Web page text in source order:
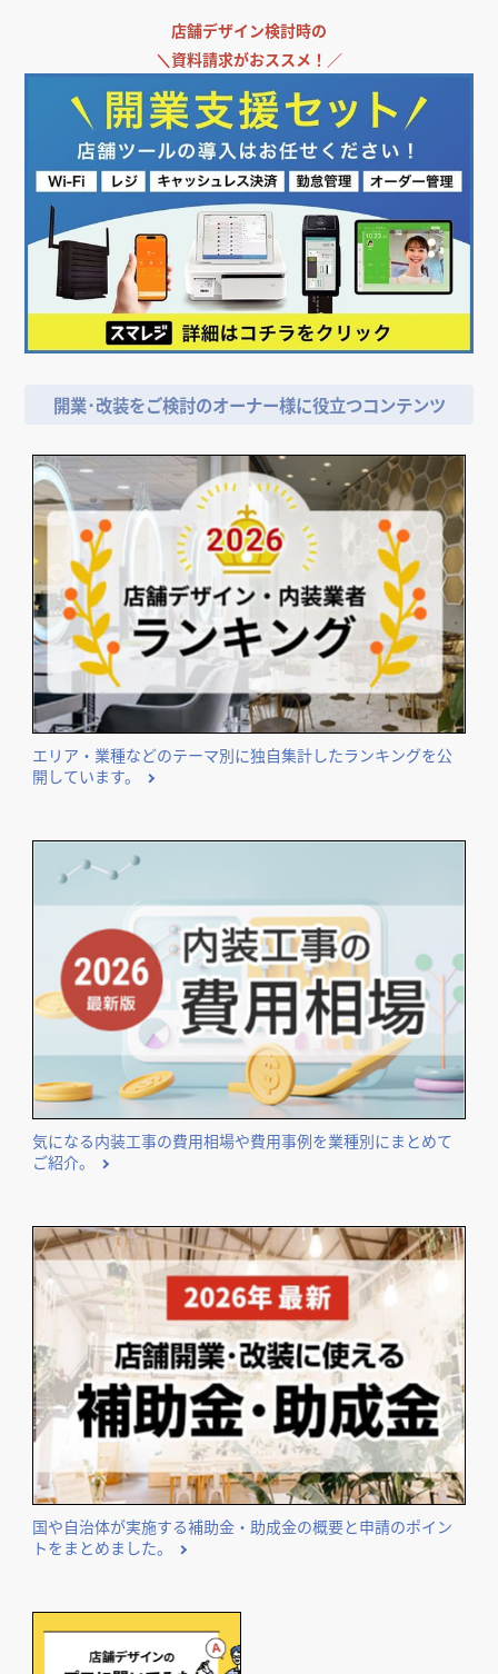
店舗デザイン検討時の
＼資料請求がおススメ！／
開業･改装をご検討のオーナー様に役立つコンテンツ
エリア・業種などのテーマ別に独自集計したランキングを公
開しています。
気になる内装工事の費用相場や費用事例を業種別にまとめて
ご紹介。
国や自治体が実施する補助金・助成金の概要と申請のポイン
トをまとめました。